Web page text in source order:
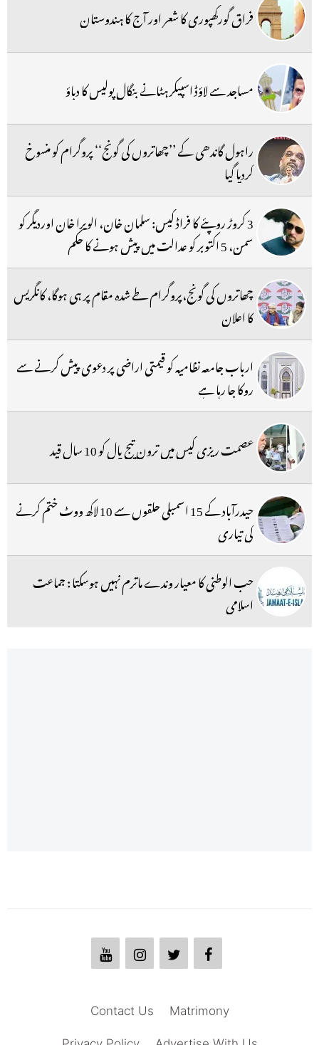
فراق گورکھپوری کا شعر اور آج کا ہندوستان
مساجد سے لاؤڈ اسپیکر ہٹانے بنگال پولیس کا دباؤ
راہول گاندھی کے ’’چھاتروں کی گونج‘‘ پروگرام کو منسوخ
کردیا گیا
3 کروڑ روپئے کا فراڈ کیس: سلمان خان، الویرا خان اوردیگر کو
سمن، 5 اکتوبر کو عدالت میں پیش ہونے کا حکم
چھاتروں کی گونج،پروگرام طے شدہ مقام پر ہی ہوگا، کانگریس
کا اعلان
ارباب جامعہ نظامیہ کو قیمتی اراضی پر دعوی پیش کرنے سے
روکا جا رہا ہے
عصمت ریزی کیس میں ترون تیج پال کو 10 سال قید
حیدرآباد کے 15 اسمبلی حلقوں سے 10 لاکھ ووٹ ختم کرنے
کی تیاری
حب الوطنی کا معیار وندے ماترم نہیں ہوسکتا : جماعت
اسلامی
Matrimony
Contact Us